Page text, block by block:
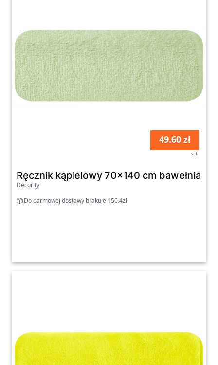
49.60 zł
szt
Ręcznik kąpielowy 70x140 cm
Decority
Do darmowej dostawy brakuje 150.4zł